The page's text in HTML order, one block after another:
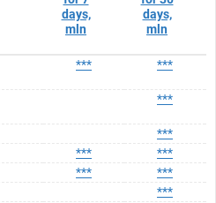
days,
mln
days,
mln
*** ***
***
***
***
***
***
***
***